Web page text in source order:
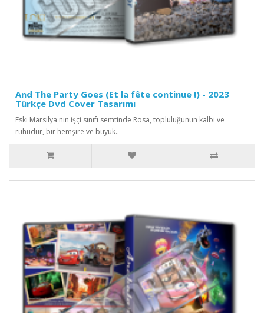
And The Party Goes (Et la fête continue !) - 2023
Türkçe Dvd Cover Tasarımı
Eski Marsilya'nın işçi sınıfı semtinde Rosa, topluluğunun kalbi ve
ruhudur, bir hemşire ve büyük..